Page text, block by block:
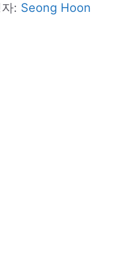
: Seong Hoon